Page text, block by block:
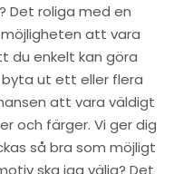
Det roliga med en
att vara
du enkelt kan göra
ut ett eller flera
att vara väldigt
och färger. Vi ger dig
så bra som möjligt
ska jag välja? Det